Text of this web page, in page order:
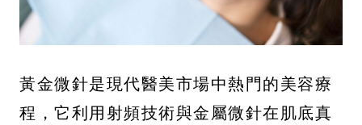
黃金微針是現代醫美市場中熱門的美容療
程，它利用射頻技術與金屬微針在肌底真